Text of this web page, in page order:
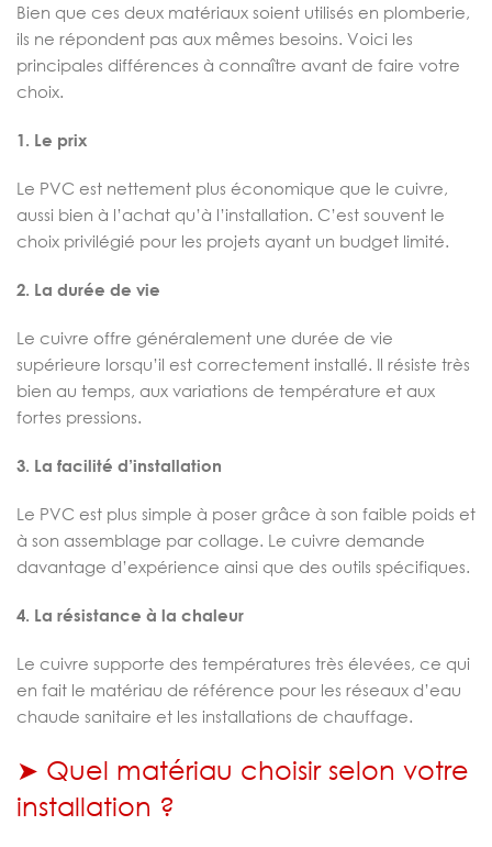
Bien que ces deux matériaux soient utilisés en plomberie,
ils ne répondent pas aux mêmes besoins. Voici les
principales différences à connaître avant de faire votre
choix.
1. Le prix
Le PVC est nettement plus économique que le cuivre,
aussi bien à l’achat qu’à l’installation. C’est souvent le
choix privilégié pour les projets ayant un budget limité.
2. La durée de vie
Le cuivre offre généralement une durée de vie
supérieure lorsqu’il est correctement installé. Il résiste très
bien au temps, aux variations de température et aux
fortes pressions.
3. La facilité d’installation
Le PVC est plus simple à poser grâce à son faible poids et
à son assemblage par collage. Le cuivre demande
davantage d’expérience ainsi que des outils spécifiques.
4. La résistance à la chaleur
Le cuivre supporte des températures très élevées, ce qui
en fait le matériau de référence pour les réseaux d’eau
chaude sanitaire et les installations de chauffage.
➤ Quel matériau choisir selon votre
installation ?